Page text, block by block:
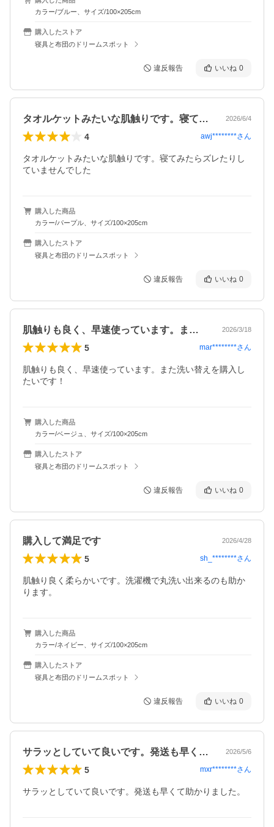
カラー/ブルー、サイズ/100×205cm
購入したストア
寝具と布団のドリームスポット
違反報告 いいね 0
タオルケットみたいな肌触りです。寝てみ… 2026/6/4
4 awj********さん
タオルケットみたいな肌触りです。寝てみたらズレたりし
ていませんでした
購入した商品
カラー/パープル、サイズ/100×205cm
購入したストア
寝具と布団のドリームスポット
違反報告 いいね 0
肌触りも良く、早速使っています。また洗… 2026/3/18
5 mar********さん
肌触りも良く、早速使っています。また洗い替えを購入し
たいです！
購入した商品
カラー/ベージュ、サイズ/100×205cm
購入したストア
寝具と布団のドリームスポット
違反報告 いいね 0
購入して満足です 2026/4/28
5 sh_********さん
肌触り良く柔らかいです。洗濯機で丸洗い出来るのも助か
ります。
購入した商品
カラー/ネイビー、サイズ/100×205cm
購入したストア
寝具と布団のドリームスポット
違反報告 いいね 0
サラッとしていて良いです。発送も早くて… 2026/5/6
5 mxr********さん
サラッとしていて良いです。発送も早くて助かりました。